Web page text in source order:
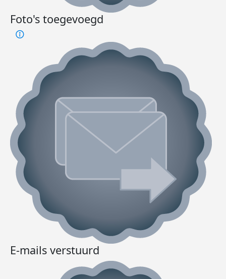
Foto's toegevoegd
E-mails verstuurd